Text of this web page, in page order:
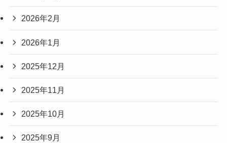
2026年2月
2026年1月
2025年12月
2025年11月
2025年10月
2025年9月